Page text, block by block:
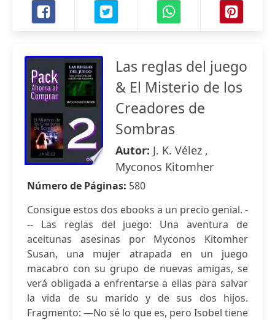
Las reglas del juego
& El Misterio de los
Creadores de
Sombras
Autor: J. K. Vélez ,
Myconos Kitomher
Número de Páginas: 580
Consigue estos dos ebooks a un precio genial. -
-- Las reglas del juego: Una aventura de
aceitunas asesinas por Myconos Kitomher
Susan, una mujer atrapada en un juego
macabro con su grupo de nuevas amigas, se
verá obligada a enfrentarse a ellas para salvar
la vida de su marido y de sus dos hijos.
Fragmento: —No sé lo que es, pero Isobel tiene